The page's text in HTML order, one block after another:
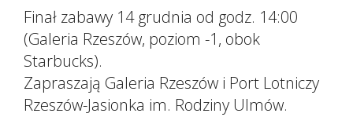
Finał zabawy 14 grudnia od godz. 14:00
(Galeria Rzeszów, poziom -1, obok
Starbucks).
Zapraszają Galeria Rzeszów i Port Lotniczy
Rzeszów-Jasionka im. Rodziny Ulmów.